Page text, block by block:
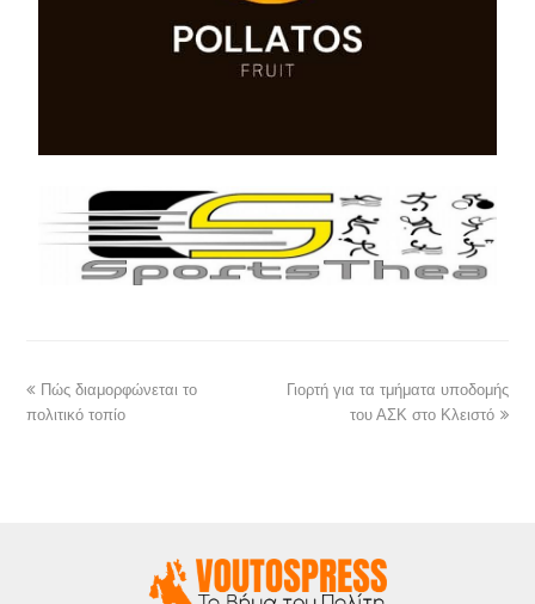
Πώς διαμορφώνεται το
πολιτικό τοπίο
Γιορτή για τα τμήματα υποδομής
του ΑΣΚ στο Κλειστό